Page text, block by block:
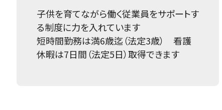
子供を育てながら働く従業員をサポートす
る制度に力を入れています
短時間勤務は満6歳迄（法定3歳） 看護
休暇は7日間（法定5日）取得できます